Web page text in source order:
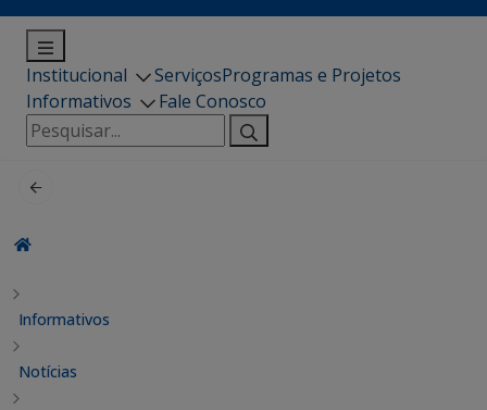
Institucional ServiçosProgramas e Projetos
Informativos
Fale Conosco
Pesquisar
por:
Informativos
Notícias